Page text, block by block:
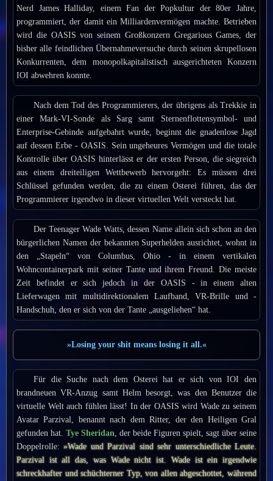
Nerd James Halliday, einem Fan der Popkultur der 80er Jahre,
programmiert, der damit ein Milliardenvermögen machte. Betrieben
wird die OASIS von seinem Großkonzern Gregarious Games, der
bisher alle feindlichen Übernahmeversuche durch seinen skrupellosen
Konkurrenten, dem monopolkapitalistisch ausgerichteten Konzern
IOI abwehren konnte.
Nach dem Tod des Programmierers, der übrigens als Trekkie in
einer Mark-VI-Sonde als Sarg samt Sternenflottensymbol- und
Enterprise-Gebinde aufgebahrt wurde, beginnt die gnadenlose Jagd
auf dessen Erbe - OASIS. Sein ungeheures Vermögen und die totale
Kontrolle über OASIS hinterlässt er der ersten Person, die siegreich
aus einem dreiteiligen Wettbewerb hervorgeht: Es müssen drei
Schlüssel gefunden werden, die zu einem Osterei führen, das der
Programmierer irgendwo in dieser virtuellen Welt versteckt hat.
Der Teenager Wade Watts, dessen Name allein sich schon an den
bürgerlichen Namen der bekannten Superhelden ausrichtet, wohnt in
den „Stapeln“ von Columbus, Ohio - in einem vertikalen
Wohncontainerpark mit seiner Tante und ihrem Freund. Die meiste
Zeit befindet er sich jedoch in der OASIS - in einem alten
Lieferwagen mit multidirektionalem Laufband, VR-Brille und -
Handschuh, den er sich von der Tante „ausgeliehen“ hat.
»Losing your shit means losing it all.«
Für die Suche nach dem Osterei hat er sich von IOI den
brandneuen VR-Anzug samt Helm besorgt, was den Benutzer die
virtuelle Welt auch fühlen lässt! In der OASIS wird Wade zu seinem
Avatar Parzival, benannt nach dem Ritter, der den Heiligen Gral
gefunden hat. Tye Sheridan , der beide Figuren spielt, sagt über seine
Doppelrolle:»Wade und Parzival sind sehr unterschiedliche Leute.
Parzival ist all das, was Wade nicht ist. Wade ist ein irgendwie
schreckhafter und schüchterner Typ, von allen abgeschottet, während